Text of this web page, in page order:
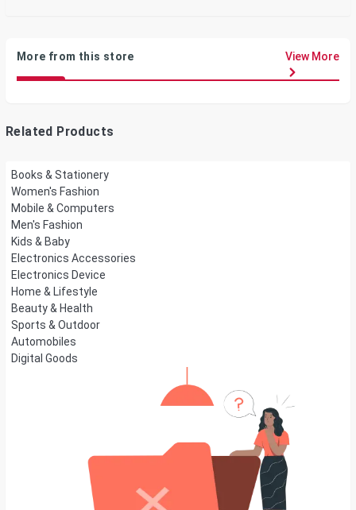
More from this store View More
Related Products
Books & Stationery
Women's Fashion
Mobile & Computers
Men's Fashion
Kids & Baby
Electronics Accessories
Electronics Device
Home & Lifestyle
Beauty & Health
Sports & Outdoor
Automobiles
Digital Goods